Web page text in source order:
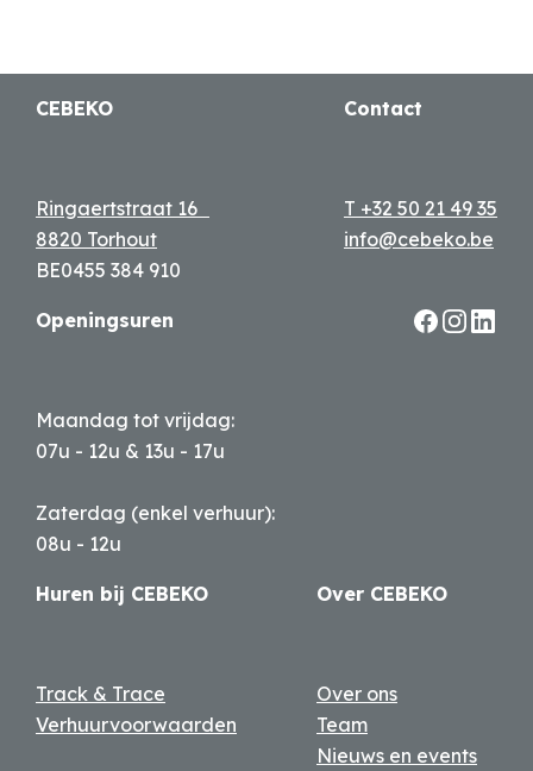
CEBEKO
Ringaertstraat 16
8820 Torhout
BE0455 384 910
Contact
T +32 50 21 49 35
info@cebeko.be
Openingsuren
Maandag tot vrijdag:
07u - 12u & 13u - 17u
Zaterdag (enkel verhuur):
08u - 12u
Huren bij CEBEKO
Track & Trace
Verhuurvoorwaarden
Over CEBEKO
Over ons
Team
Nieuws en events